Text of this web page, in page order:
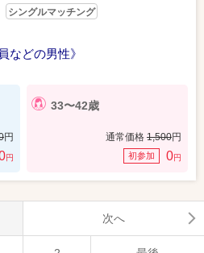
シングルマッチング
などの男性》
円
円
33〜42歳
通常価格 1,500円
初参加 0円
次へ